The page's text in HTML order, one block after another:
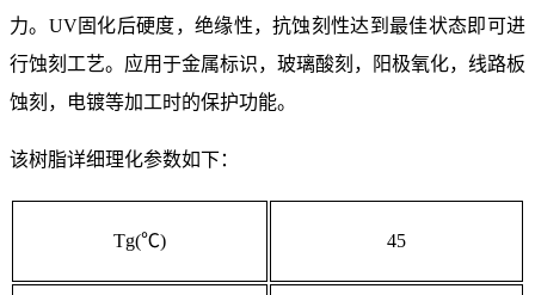
力。UV固化后硬度，绝缘性，抗蚀刻性达到最佳状态即可进
行蚀刻工艺。应用于金属标识，玻璃酸刻，阳极氧化，线路板
蚀刻，电镀等加工时的保护功能。
该树脂详细理化参数如下：
Tg(℃) 45